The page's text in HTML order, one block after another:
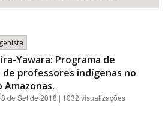
Yawara: Programa de
de professores indígenas no
Amazonas.
de Set de 2018 | 1032 visualizações